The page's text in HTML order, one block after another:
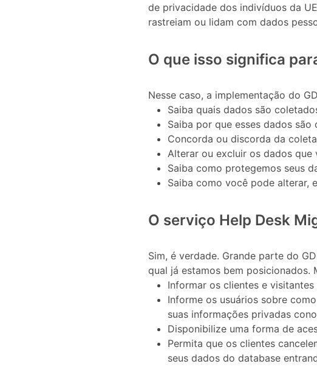
de privacidade dos indivíduos da
rastreiam ou lidam com dados
O que isso significa
Nesse caso, a implementação do
Saiba quais dados são
Saiba por que esses dados são
Concorda ou discorda da
Alterar ou excluir os dados
Saiba como protegemos seus
Saiba como você pode alterar,
O serviço Help Desk
Sim, é verdade. Grande parte do
qual já estamos bem posicionados.
Informar os clientes e
Informe os usuários sobre
suas informações privadas
Disponibilize uma forma de
Permita que os clientes
seus dados do database